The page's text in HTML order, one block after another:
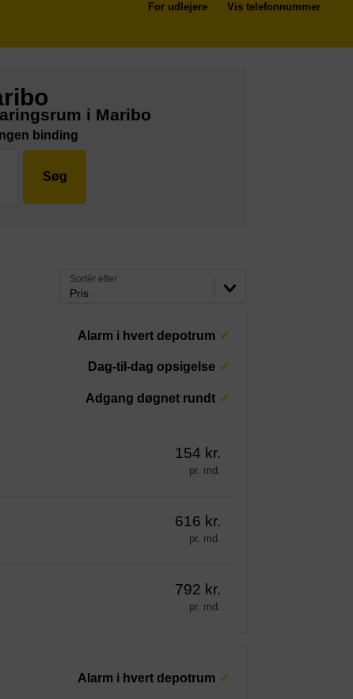
For udlejere Vis telefonnummer
i Maribo
Ingen binding
Søg
Pris
Sortér efter
Alarm i hvert depotrum
Dag-til-dag opsigelse
Adgang døgnet rundt
154 kr.
pr. md.
616 kr.
pr. md.
792 kr.
pr. md.
Alarm i hvert depotrum